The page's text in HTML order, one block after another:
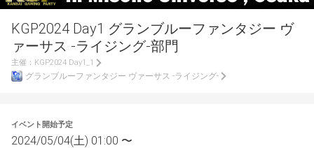
KGP2024 Day1 グランブルーファンタジー ヴ
ァーサス -ライジング-部門
主催： KGP2024 Day1_1
グランブルーファンタジー ヴァーサス -ライジング-
イベント開始予定
2024/05/04(土) 01:00 〜